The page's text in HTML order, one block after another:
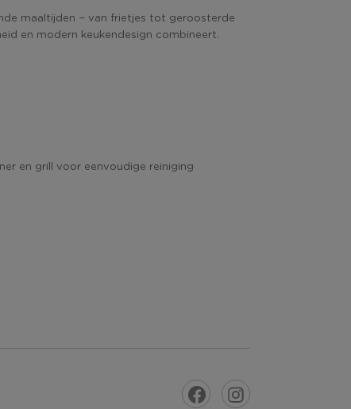
maaltijden − van frietjes tot geroosterde
en modern keukendesign combineert.
en grill voor eenvoudige reiniging